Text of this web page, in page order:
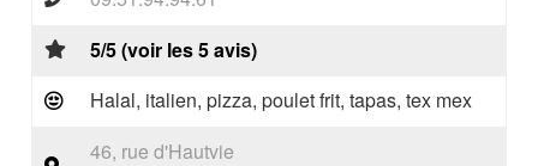
5/5 (voir les 5 avis)
Halal, italien, pizza, poulet frit, tapas, tex mex
46, rue d'Hautvie